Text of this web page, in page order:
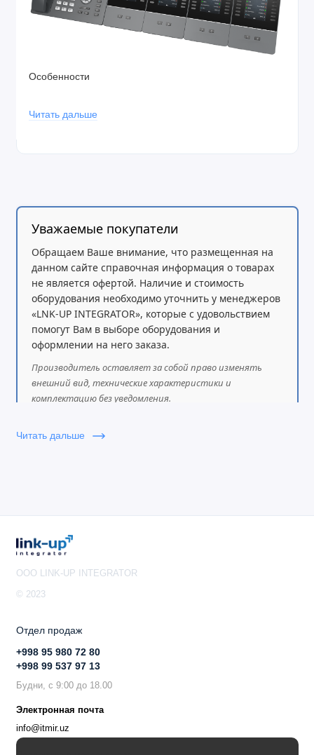
Особенности
мониторинг, интерком, передача/переадресация
и многое другое
Читать дальше
Уважаемые покупатели
Обращаем Ваше внимание, что размещенная на
данном сайте справочная информация о товарах
не является офертой. Наличие и стоимость
оборудования необходимо уточнить у менеджеров
«LNK-UP INTEGRATOR», которые с удовольствием
помогут Вам в выборе оборудования и
оформлении на него заказа.
Производитель оставляет за собой право изменять
внешний вид, технические характеристики и
комплектацию без уведомления.
Читать дальше
OOO LINK-UP INTEGRATOR
© 2023
Отдел продаж
+998 95 980 72 80
+998 99 537 97 13
Будни, с 9:00 до 18.00
Электронная почта
info@itmir.uz